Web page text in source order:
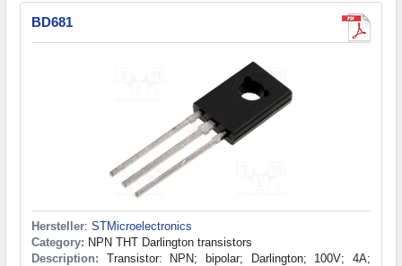
BD681
Hersteller: STMicroelectronics
Category: NPN THT Darlington transistors
Description: Transistor: NPN; bipolar; Darlington; 100V; 4A;